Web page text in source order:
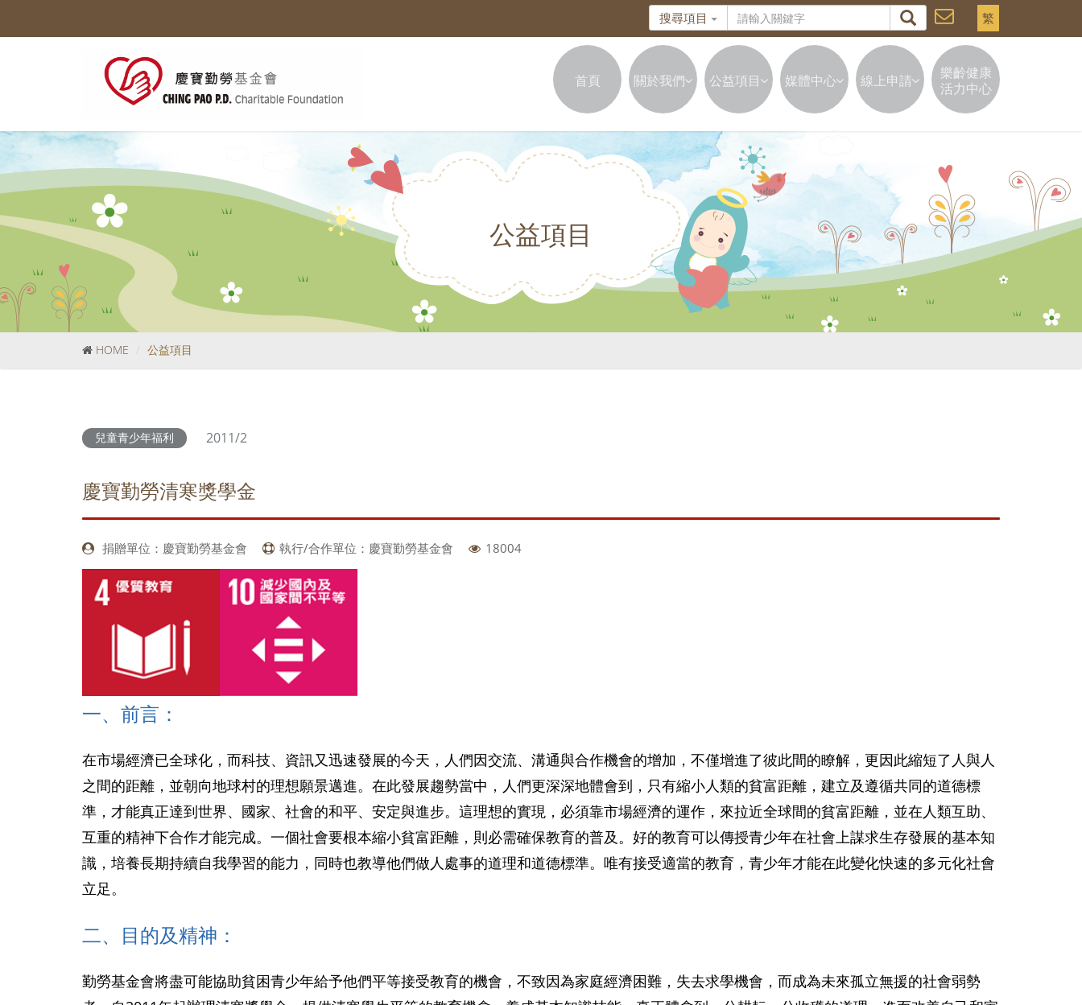
繁
搜尋項目
首頁 關於我們 公益項目 媒體中心 線上申請
樂齡健康
活力中心
公益項目
HOME 公益項目
兒童青少年福利 2011/2
慶寶勤勞清寒獎學金
捐贈單位：慶寶勤勞基金會 執行/合作單位：慶寶勤勞基金會 18004
一、前言：
在市場經濟已全球化，而科技、資訊又迅速發展的今天，人們因交流、溝通與合作機會的增加，不僅增進了彼此間的瞭解，更因此縮短了人與人
之間的距離，並朝向地球村的理想願景邁進。在此發展趨勢當中，人們更深深地體會到，只有縮小人類的貧富距離，建立及遵循共同的道德標
準，才能真正達到世界、國家、社會的和平、安定與進步。這理想的實現，必須靠市場經濟的運作，來拉近全球間的貧富距離，並在人類互助、
互重的精神下合作才能完成。一個社會要根本縮小貧富距離，則必需確保教育的普及。好的教育可以傳授青少年在社會上謀求生存發展的基本知
識，培養長期持續自我學習的能力，同時也教導他們做人處事的道理和道德標準。唯有接受適當的教育，青少年才能在此變化快速的多元化社會
立足。
二、目的及精神：
勤勞基金會將盡可能協助貧困青少年給予他們平等接受教育的機會 ，不致因為家庭經濟困難，失去求學機會，而成為未來孤立無援的社會弱勢